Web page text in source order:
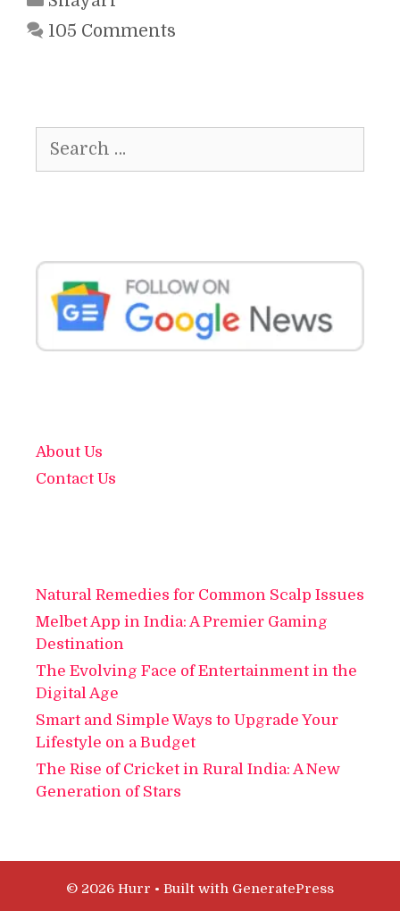
105 Comments
for:
About Us
Contact Us
Natural Remedies for Common Scalp Issues
Melbet App in India: A Premier Gaming
Destination
The Evolving Face of Entertainment in the
Digital Age
Smart and Simple Ways to Upgrade Your
Lifestyle on a Budget
The Rise of Cricket in Rural India: A New
Generation of Stars
© 2026 Hurr • Built with GeneratePress